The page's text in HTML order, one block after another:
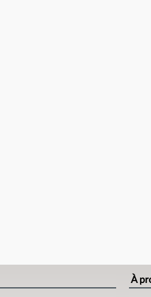
À